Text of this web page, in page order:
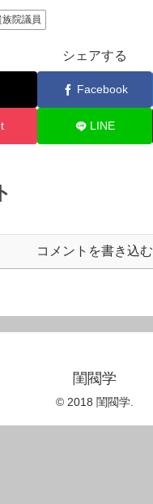
族院議員
シェアする
Facebook
LINE
コメントを書き込む
閨閥学
© 2018 閨閥学.